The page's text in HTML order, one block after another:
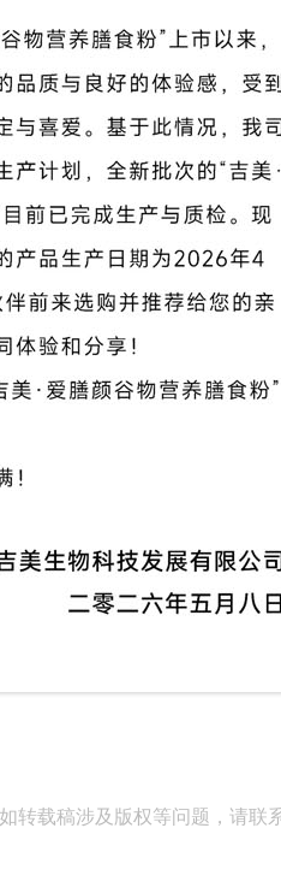
转载稿涉及版权等问题，请联